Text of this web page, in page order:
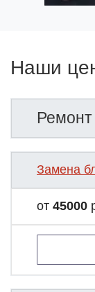
Наши
Замена
от 45000